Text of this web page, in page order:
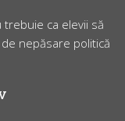
ca elevii să
nepăsare politică